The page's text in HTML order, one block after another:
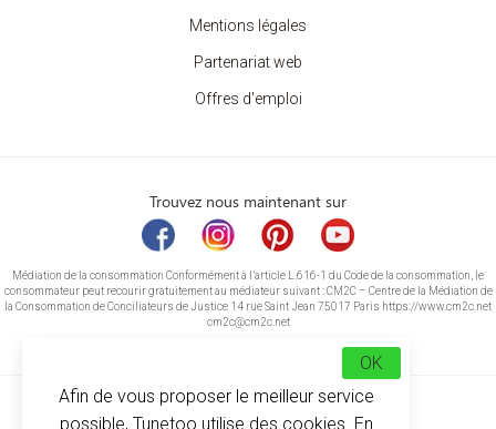
Mentions légales
Partenariat web
Offres d'emploi
Trouvez nous maintenant sur
Médiation de la consommation Conformément à l’article L.616-1 du Code de la consommation, le
consommateur peut recourir gratuitement au médiateur suivant : CM2C – Centre de la Médiation de
la Consommation de Conciliateurs de Justice 14 rue Saint Jean 75017 Paris https://www.cm2c.net
cm2c@cm2c.net
Afin de vous proposer le meilleur service
possible, Tunetoo utilise des cookies. En
OK